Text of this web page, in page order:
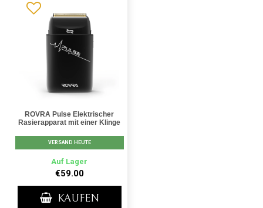
ROVRA Pulse Elektrischer
Rasierapparat mit einer Klinge
VERSAND HEUTE
Auf Lager
€59.00
KAUFEN